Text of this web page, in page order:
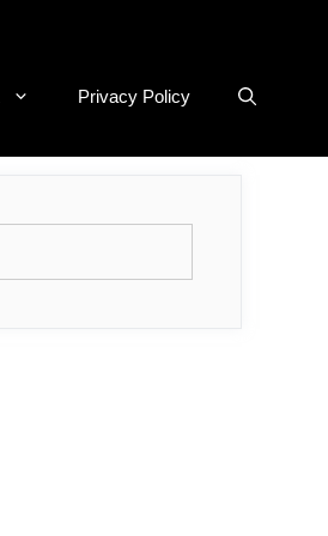
Privacy Policy